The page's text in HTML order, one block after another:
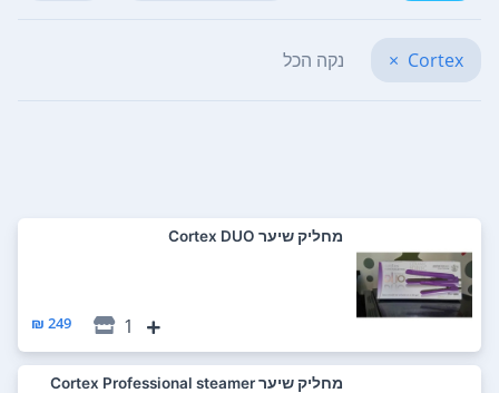
Cortex
× נקה הכל
‏מחליק שיער Cortex DUO
1
249 ₪
‏מחליק שיער Cortex Professional steamer